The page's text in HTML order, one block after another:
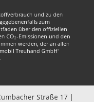
und zu den
zum
über den offiziellen
CO2-Emissionen und den
werden, der an allen
Treuhand GmbH'
Straße 17 |